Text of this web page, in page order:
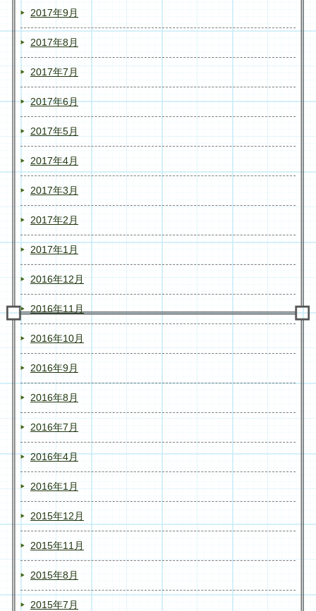
2017年9月
2017年8月
2017年7月
2017年6月
2017年5月
2017年4月
2017年3月
2017年2月
2017年1月
2016年12月
2016年11月
2016年10月
2016年9月
2016年8月
2016年7月
2016年4月
2016年1月
2015年12月
2015年11月
2015年8月
2015年7月